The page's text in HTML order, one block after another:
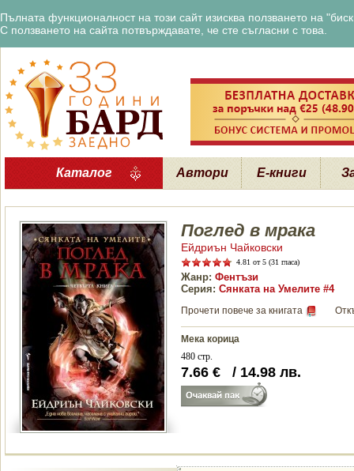
Пълната функционалност на този сайт изисква ползването на
С ползването на сайта потвърждавате, че сте съгласни с това.
Каталог Автори Е-книги
Поглед в мрака
Ейдриън Чайковски
4.81 от 5 (31 гласа)
Жанр: Фентъзи
Серия: Сянката на Умелите #4
Прочети повече за книгата
Мека корица
480 стр.
7.66 € / 14.98 лв.